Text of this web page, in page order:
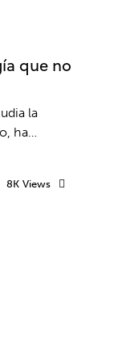
que no
la
ha…
8K Views